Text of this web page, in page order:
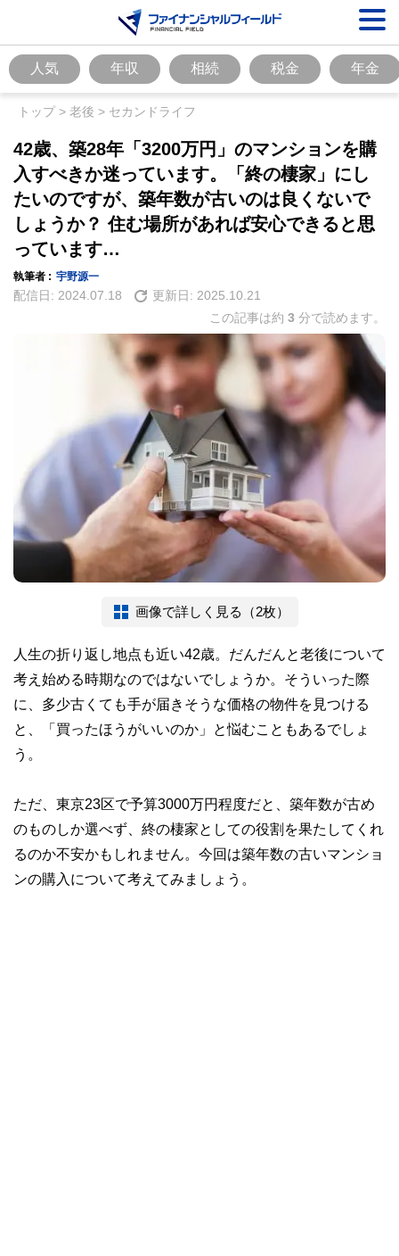
人気 年収 相続 税金 年金
トップ> 老後 > セカンドライフ
42歳、築28年「3200万円」のマンションを購
入すべきか迷っています。「終の棲家」にし
たいのですが、築年数が古いのは良くないで
しょうか？ 住む場所があれば安心できると思
っています…
執筆者 : 宇野源一
配信日: 2024.07.18 更新日: 2025.10.21
この記事は約 3 分で読めます。
画像で詳しく見る（2枚）
人生の折り返し地点も近い42歳。だんだんと老後について
考え始める時期なのではないでしょうか。そういった際
に、多少古くても手が届きそうな価格の物件を見つける
と、「買ったほうがいいのか」と悩むこともあるでしょ
う。
ただ、東京23区で予算3000万円程度だと、築年数が古め
のものしか選べず、終の棲家としての役割を果たしてくれ
るのか不安かもしれません。今回は築年数の古いマンショ
ンの購入について考えてみましょう。